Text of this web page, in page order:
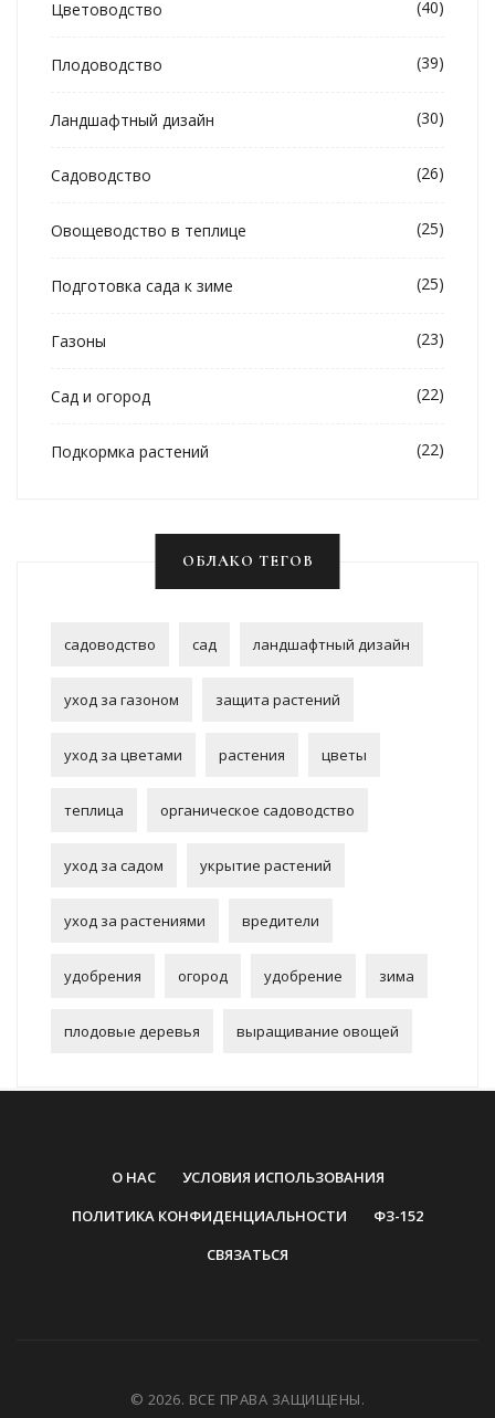
Цветоводство (40)
Плодоводство (39)
Ландшафтный дизайн (30)
Садоводство (26)
Овощеводство в теплице (25)
Подготовка сада к зиме (25)
Газоны (23)
Сад и огород (22)
Подкормка растений (22)
ОБЛАКО ТЕГОВ
садоводство сад ландшафтный дизайн
уход за газоном защита растений
уход за цветами растения цветы
теплица органическое садоводство
уход за садом укрытие растений
уход за растениями вредители
удобрения огород удобрение зима
плодовые деревья выращивание овощей
О НАС
УСЛОВИЯ ИСПОЛЬЗОВАНИЯ
ПОЛИТИКА КОНФИДЕНЦИАЛЬНОСТИ
ФЗ-152
СВЯЗАТЬСЯ
© 2026. ВСЕ ПРАВА ЗАЩИЩЕНЫ.